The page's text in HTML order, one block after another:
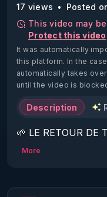
17 views
Posted
This video may
Protect this video
It was automatically
this platform. In the
automatically takes
until the video is
Description
🌱 LE RETOUR DE
2022)!
https://www.rgnr.fr/
More